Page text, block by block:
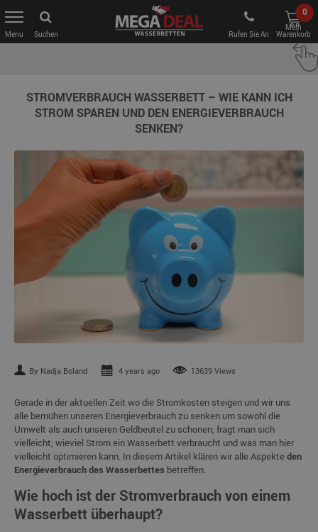
Suchen Rufen Sie An
0
Mein
Warenkorb
STROMVERBRAUCH WASSERBETT – WIE KANN ICH
STROM SPAREN UND DEN ENERGIEVERBRAUCH
SENKEN?
By Nadja Boland 4 years ago 13639 Views
Gerade in der aktuellen Zeit wo die Stromkosten steigen und wir uns
alle bemühen unseren Energieverbrauch zu senken um sowohl die
Umwelt als auch unseren Geldbeutel zu schonen, fragt man sich
vielleicht, wieviel Strom ein Wasserbett verbraucht und was man hier
vielleicht optimieren kann. In diesem Artikel klären wir alle Aspekteden
Energieverbrauch des Wasserbettes betreffen.
Wie hoch ist der Stromverbrauch von einem
Wasserbett überhaupt?